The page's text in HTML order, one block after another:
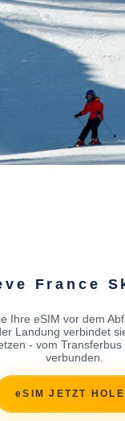
France
Ihre eSIM vor dem
Landung verbindet
- vom
verbunden.
eSIM JETZT